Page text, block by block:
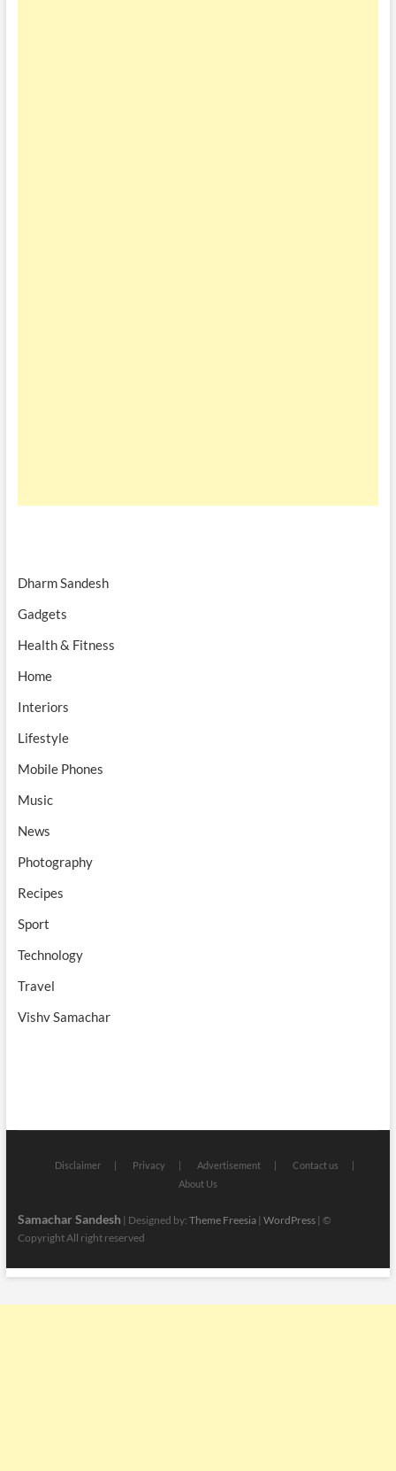
Dharm Sandesh
Gadgets
Health & Fitness
Home
Interiors
Lifestyle
Mobile Phones
Music
News
Photography
Recipes
Sport
Technology
Travel
Vishv Samachar
Disclaimer Privacy Advertisement
Contact us
About Us
Samachar Sandesh | Designed by: Theme Freesia| WordPress| ©
Copyright All right reserved